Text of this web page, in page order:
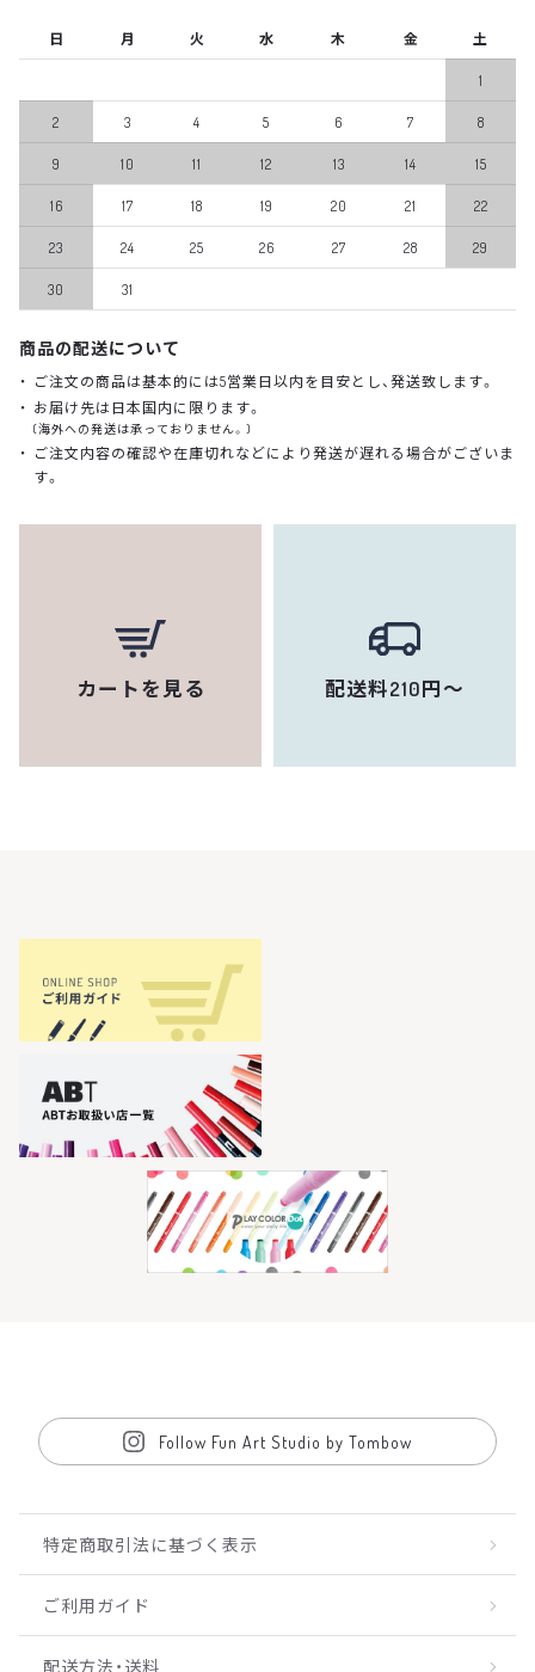
日 月 火 水 木 金
土
1
2
3 4 5 6 7
8
9
10 11 12 13 14
15
16
17 18 19 20 21
22
23
24 25 26 27 28
29
30
31
商品の配送について
ご注文の商品は基本的には5営業日以内を目安とし、発送致します。
お届け先は日本国内に限ります。
(海外への発送は承っておりません。)
ご注文内容の確認や在庫切れなどにより発送が遅れる場合がございま
す。
カートを見る 配送料210円～
Follow Fun Art Studio by Tombow
特定商取引法に基づく表示
ご利用ガイド
配送方法・送料